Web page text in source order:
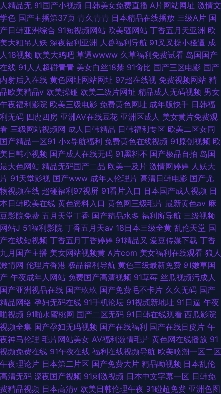
人精品无 91国产小视频 日韩美女免费直播 A片网站网址 激情文
学色 国产主播第37页 青久青青 日本精品在线播放 三级A片 国
产日韩亚洲综合 91短视频网站 欧美骚网站 丁香五月天亚洲 欧
美大粗吊人妖 深夜福利亚洲 人兽福利导航 91叉叉操小骚逼 成
人18视频 欧美大鸡吧 草逼wwww 久草福利免费试看 岛国国产
在线 91人人超碰青青 美女白丝18禁 91肏比 国产三区电影 国产
内射后入在线 黄色网址网站网址 97超在线视 免费视频网站 精
品欧美精品v 欧美操碰 欧美二级片网址 精品成人无码视频 男女
午夜福利影院 欧美三级电影 免费黄色网址 成年版快手 日韩福
利无码 四虎四房 亚洲AV在线豆花 亚洲区成人 美女黄片免费观
看 三级网站视频网 成人日韩精品 日韩福利专区 欧美二区女同
国产精品一区91 小x导航福利 免费黄色在线视频 91原创视频 欧
美日韩小视频 国产成人在线无码 91黑料不 国产极品自拍 岛国
最大色网站 精品无码国产二品 欧美一及片 激情网婷婷 人妖大
片 91天堂影视 国产www 成年人伦理片 高清日韩电影 国产尤
物视频在线 超碰福利97视屏 91看片入口 日本国产成人视频 日
本日韩欧美在线 黄色资料入口 黄色网三级毛片 最新黄色av 麻
豆影院免费 五月天堂丁香 国产精品水多 福利所导航 三级视频
网站J 51福利影院 丁香五月天av 18日本三级全黄 乱伦天堂 国
产在线短视频 丁香五月丁香婷婷 91精品又 爱豆传媒下载 丁香
九月国产主播 美女网站视频黄 A片com 美女福利在线观看 狼人
激情网 伦理片香港 极品福利导航 黄色三级最新免费 91嫩草国
产 午夜成年人网站 免费国产高清视频 91草莓 丝瓜视频污成人
国产亚洲视品在线 国产玖玖 国产免费毛不卡片 久久无码 国产
精品网络 孕妇无码在线 91手机论坛 91视频新地址 91日逼 午夜
啪视频 91啪水蜜桃网 国产二区无码 91日韩在线观看 西瓜影院
视频全集 国产孕妇无码视频 国产在线福利 国产在线日皮片 午
夜神马伦理 毛片网站美女 AV福利激情毛片 黄色网在线播放 91
视频免费在线 91午夜在线 福利在线视频导航 欧美喷潮一区二区
午夜理论片 日本第二片区 国产免费大片 精品呦视频 日本乱伦
高清无码 深夜国产视频 91刺激视频 日本中文字幕一区 日韩免
费精品视频 日本高清v 欧美日韩伦理午夜 91碰超免费 亚洲色图